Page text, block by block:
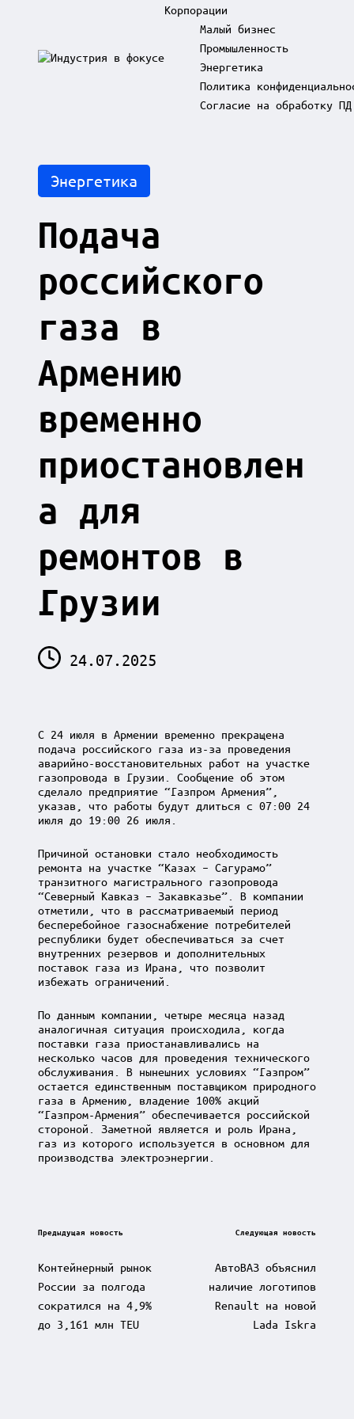
р
я
о
у
Корпорации
Малый бизнес
Промышленность
Энергетика
Политика
Согласие на обработку ПД
Posted
in
Энергетика
Подача
российского
газа в
Армению
временно
приостановлен
а для
ремонтов в
Грузии
24.07.2025
С 24 июля в Армении временно прекращена
подача российского газа из-за проведения
аварийно-восстановительных работ на участке
газопровода в Грузии. Сообщение об этом
сделало предприятие “Газпром Армения”,
указав, что работы будут длиться с 07:00 24
июля до 19:00 26 июля.
Причиной остановки стало необходимость
ремонта на участке “Казах – Сагурамо”
транзитного магистрального газопровода
“Северный Кавказ – Закавказье”. В компании
отметили, что в рассматриваемый период
бесперебойное газоснабжение потребителей
республики будет обеспечиваться за счет
внутренних резервов и дополнительных
поставок газа из Ирана, что позволит
избежать ограничений.
По данным компании, четыре месяца назад
аналогичная ситуация происходила, когда
поставки газа приостанавливались на
несколько часов для проведения технического
обслуживания. В нынешних условиях “Газпром”
остается единственным поставщиком природного
газа в Армению, владение 100% акций
“Газпром-Армения” обеспечивается российской
стороной. Заметной является и роль Ирана,
газ из которого используется в основном для
производства электроэнергии.
Post
Предыдущая новость
Контейнерный рынок
России за полгода
сократился на 4,9%
до 3,161 млн TEU
Следующая новость
АвтоВАЗ объяснил
наличие логотипов
Renault на новой
Lada Iskra